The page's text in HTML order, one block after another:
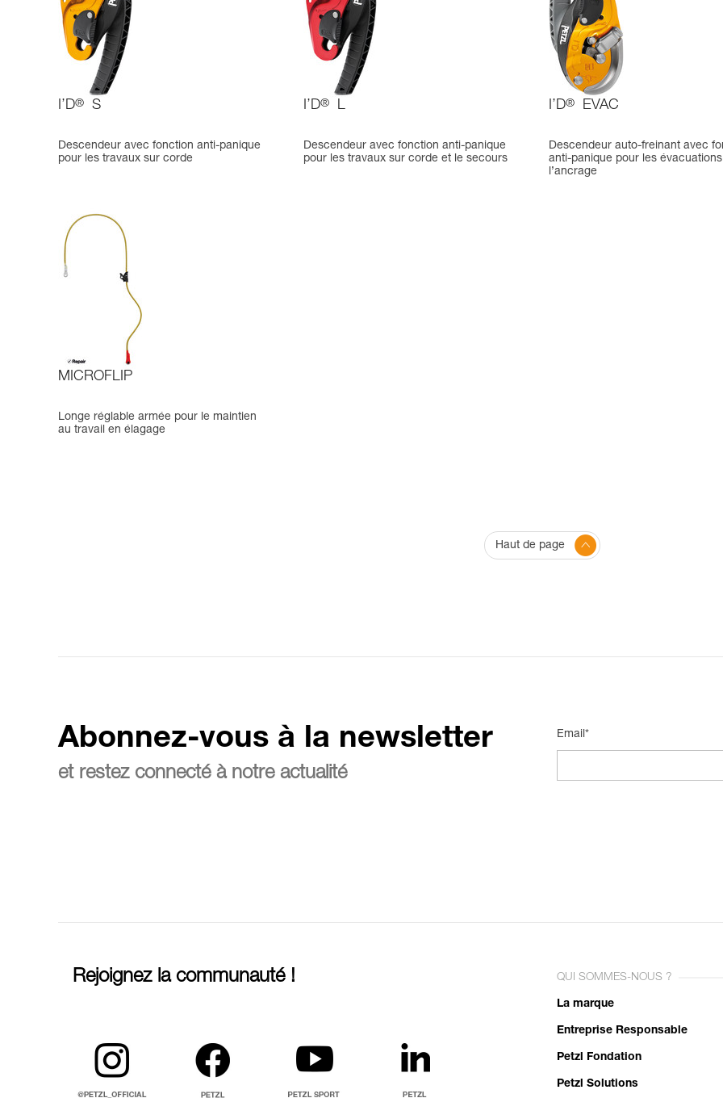
I’D® S
Descendeur avec fonction anti-panique
pour les travaux sur corde
I’D® L
Descendeur avec fonction anti-panique
pour les travaux sur corde et le secours
I’D® EVAC
Descendeur auto-freinant avec
anti-panique pour les
l’ancrage
MICROFLIP
Longe réglable armée pour le maintien
au travail en élagage
Haut de page
Abonnez-vous à la newsletter
et restez connecté à notre actualité
Email*
Rejoignez la communauté ! QUI SOMMES-NOUS ?
La marque
Entreprise Responsable
Petzl Fondation
Petzl Solutions